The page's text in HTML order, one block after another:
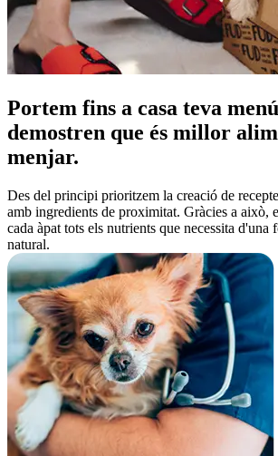
Portem fins a casa teva
demostren que és millor
menjar.
Des del principi prioritzem la creació de
amb ingredients de proximitat. Gràcies a això,
cada àpat tots els nutrients que necessita d'una
natural.